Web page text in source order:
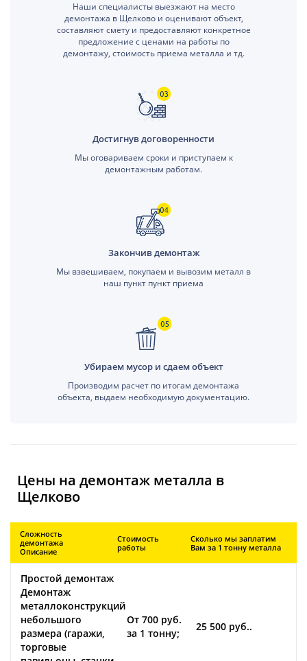
Наши специалисты выезжают на место
демонтажа в Щелково и оценивают объект,
составляют смету и предоставляют конкретное
предложение с ценами на работы по
демонтажу, стоимость приема металла и тд.
Достигнув договоренности
Мы оговариваем сроки и приступаем к
демонтажным работам.
Закончив демонтаж
Мы взвешиваем, покупаем и вывозим металл в
наш пункт пункт приема
Убираем мусор и сдаем объект
Производим расчет по итогам демонтажа
объекта, выдаем необходимую документацию.
Цены на демонтаж металла в
Щелково
Сложность
демонтажа
Описание
Стоимость
работы
Сколько мы заплатим
Вам за 1 тонну металла
Простой демонтаж
Демонтаж
металлоконструкций
небольшого
размера (гаражи,
торговые
От 700 руб.
за 1 тонну;
25 500 руб..